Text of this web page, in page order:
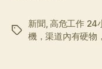
标
新聞, 高危工作 24
機，渠道內有硬物